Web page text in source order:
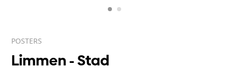
POSTERS
Limmen - Stad